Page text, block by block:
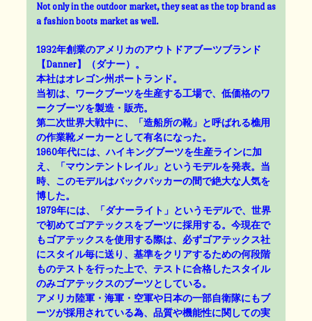
Not only in the outdoor market, they seat as the top brand as
a fashion boots market as well.
1932年創業のアメリカのアウトドアブーツブランド
【Danner】（ダナー）。
本社はオレゴン州ポートランド。
当初は、ワークブーツを生産する工場で、低価格のワ
ークブーツを製造・販売。
第二次世界大戦中に、「造船所の靴」と呼ばれる樵用
の作業靴メーカーとして有名になった。
1960年代には、ハイキングブーツを生産ラインに加
え、「マウンテントレイル」というモデルを発表。当
時、このモデルはバックパッカーの間で絶大な人気を
博した。
1979年には、「ダナーライト」というモデルで、世界
で初めてゴアテックスをブーツに採用する。今現在で
もゴアテックスを使用する際は、必ずゴアテックス社
にスタイル毎に送り、基準をクリアするための何段階
ものテストを行った上で、テストに合格したスタイル
のみゴアテックスのブーツとしている。
アメリカ陸軍・海軍・空軍や日本の一部自衛隊にもブ
ーツが採用されている為、品質や機能性に関しての実